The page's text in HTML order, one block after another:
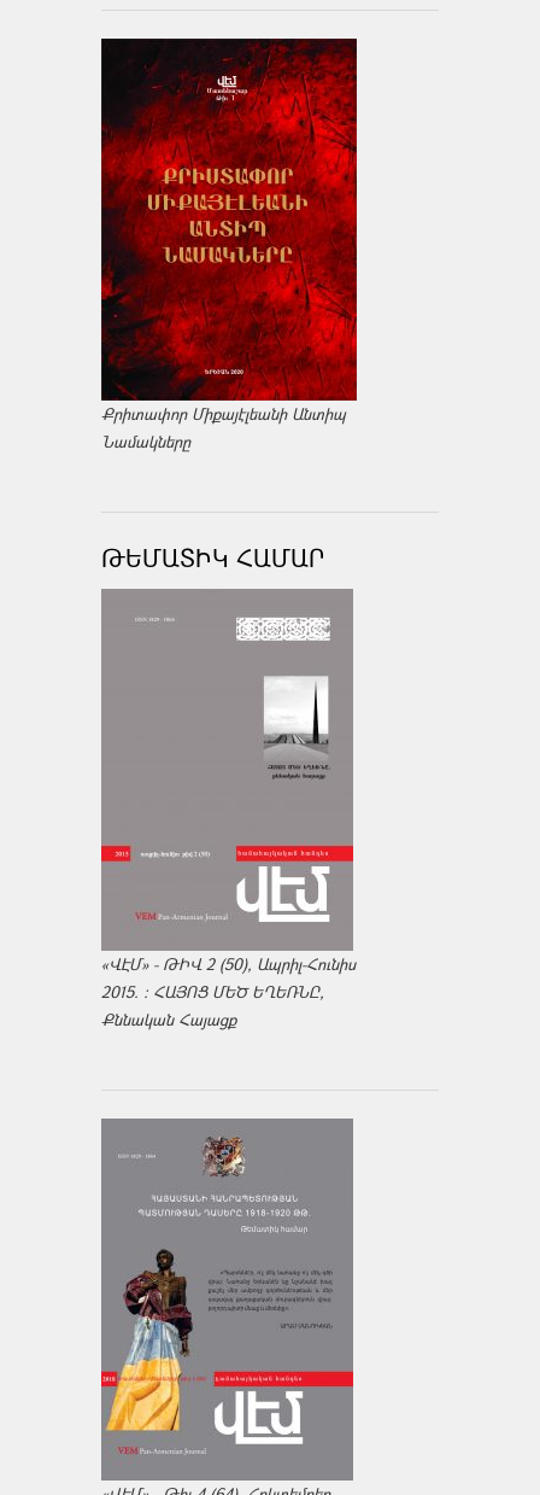
Քրիտափոր Միքայէլեանի Անտիպ
Նամակները
ԹԵՄԱՏԻԿ ՀԱՄԱՐ
«ՎԷՄ» - ԹԻՎ 2 (50), Ապրիլ-Հունիս
2015. : ՀԱՅՈՑ ՄԵԾ ԵՂԵՌՆԸ,
Քննական Հայացք